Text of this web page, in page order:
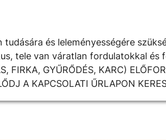
és leleményességére
tele van váratlan fordulatokkal és
FIRKA, GYŰRŐDÉS, KARC)
A KAPCSOLATI ŰRLAPON